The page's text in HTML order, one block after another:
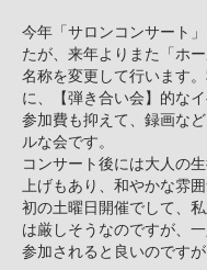
今年「サロンコンサート
たが、来年よりまた「ホー
名称を変更して行います
に、【弾き合い会】的なイ
参加費も抑えて、録画な
ルな会です。
コンサート後には大人の
上げもあり、和やかな雰囲
初の土曜日開催でして、
は厳しそうなのですが、
参加されると良いのですが